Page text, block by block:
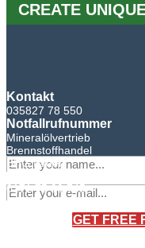
CREATE
GET FREE
Kontakt
035827 78 550
Notfallrufnummer
Mineralölvertrieb
Brennstoffhandel
BHG Laden
Sandro Bretschneider
0171 75 90 745
×